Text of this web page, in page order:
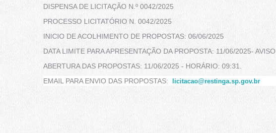
DISPENSA DE LICITAÇÃO N.º 0042/2025
PROCESSO LICITATÓRIO N. 0042/2025
INICIO DE ACOLHIMENTO DE PROPOSTAS: 06/06/2025
DATA LIMITE PARA APRESENTAÇÃO DA PROPOSTA: 11/06/2025- AVISO
ABERTURA DAS PROPOSTAS: 11/06/2025 - HORÁRIO: 09:31.
EMAIL PARA ENVIO DAS PROPOSTAS:
licitacao@restinga.sp.gov.br